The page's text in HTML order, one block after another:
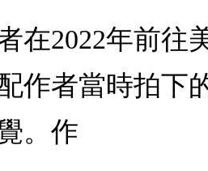
在2022年前往
作者當時拍下
。作